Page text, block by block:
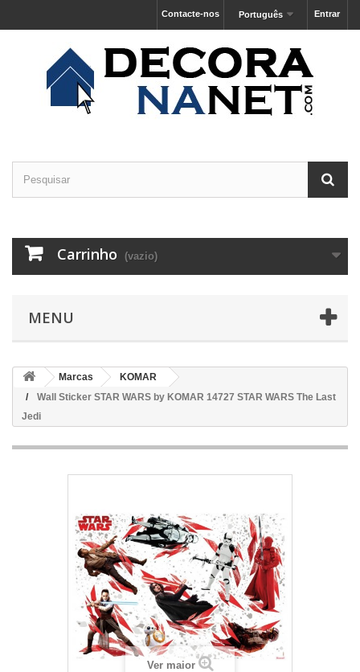
Entrar
Português
Contacte-nos
Carrinho (vazio)
MENU
Marcas
KOMAR
Wall Sticker STAR WARS by KOMAR 14727 STAR WARS The Last
Jedi
Ver maior